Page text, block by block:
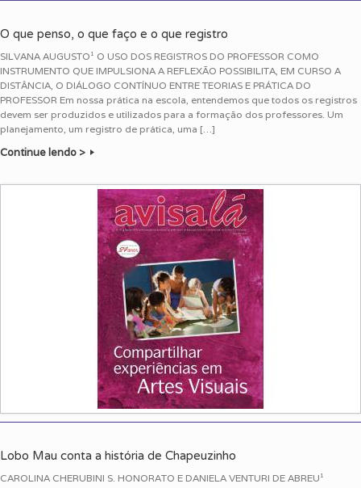
O que penso, o que faço e o que registro
SILVANA AUGUSTO¹ O USO DOS REGISTROS DO PROFESSOR COMO
INSTRUMENTO QUE IMPULSIONA A REFLEXÃO POSSIBILITA, EM CURSO A
DISTÂNCIA, O DIÁLOGO CONTÍNUO ENTRE TEORIAS E PRÁTICA DO
PROFESSOR Em nossa prática na escola, entendemos que todos os registros
devem ser produzidos e utilizados para a formação dos professores. Um
planejamento, um registro de prática, uma […]
Continue lendo >
Lobo Mau conta a história de Chapeuzinho
CAROLINA CHERUBINI S. HONORATO E DANIELA VENTURI DE ABREU¹